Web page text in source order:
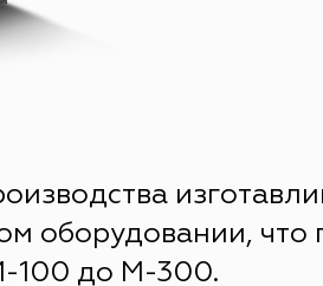
оборудовании, что
100 до М-300.